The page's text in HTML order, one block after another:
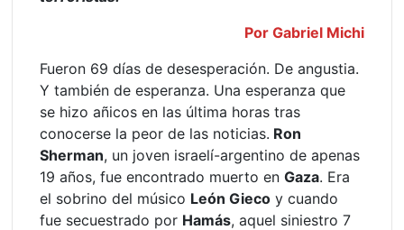
Por Gabriel Michi
Fueron 69 días de desesperación. De angustia.
Y también de esperanza. Una esperanza que
se hizo añicos en las última horas tras
conocerse la peor de las noticias. Ron
Sherman, un joven israelí-argentino de apenas
19 años, fue encontrado muerto enGaza. Era
el sobrino del músico León Gieco y cuando
fue secuestrado por Hamás, aquel siniestro 7